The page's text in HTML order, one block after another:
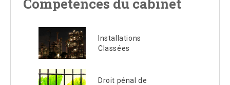
Compétences du cabinet
Installations
Classées
Droit pénal de